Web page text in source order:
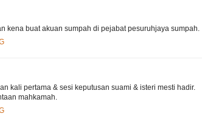
kena buat akuan sumpah di pejabat pesuruhjaya sumpah.
kali pertama & sesi keputusan suami & isteri mesti hadir.
mahkamah.